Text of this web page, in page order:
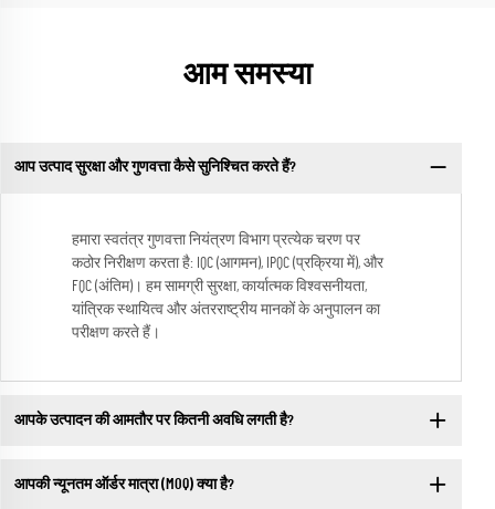
आम समस्या
आप उत्पाद सुरक्षा और गुणवत्ता कैसे सुनिश्चित करते हैं?
हमारा स्वतंत्र गुणवत्ता नियंत्रण विभाग प्रत्येक चरण पर
कठोर निरीक्षण करता है: IQC (आगमन), IPQC (प्रक्रिया में), और
FQC (अंतिम)। हम सामग्री सुरक्षा, कार्यात्मक विश्वसनीयता,
यांत्रिक स्थायित्व और अंतरराष्ट्रीय मानकों के अनुपालन का
परीक्षण करते हैं।
आपके उत्पादन की आमतौर पर कितनी अवधि लगती है?
आपकी न्यूनतम ऑर्डर मात्रा (MOQ) क्या है?